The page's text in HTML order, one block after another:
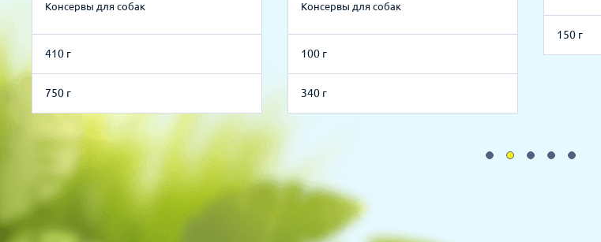
Консервы для собак
410 г
750 г
Консервы для собак
100 г
340 г
150 г